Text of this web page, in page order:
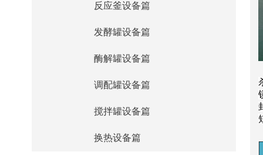
反应釜设备篇
发酵罐设备篇
酶解罐设备篇
调配罐设备篇
搅拌罐设备篇
换热设备篇